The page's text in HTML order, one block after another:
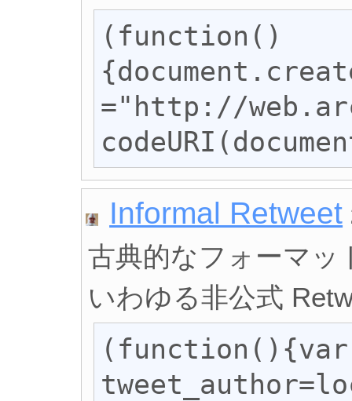
(function()
="http://
Informal Retweet
古典的なフォーマッ
いわゆる非公式
(function(){var